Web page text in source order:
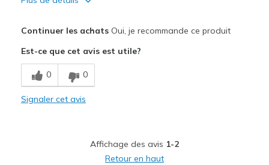
Les meilleures utilisations
Casual Wear
Continuer les achatsOui, je recommande ce produit
Est-ce que cet avis est utile?
0 0
Signaler cet avis
Affichage des avis 1-2
Retour en haut